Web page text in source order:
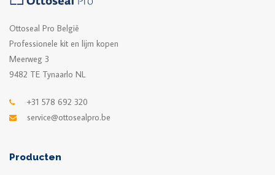
Ottoseal Pro België
Professionele kit en lijm kopen
Meerweg 3
9482 TE Tynaarlo NL
+31 578 692 320
service@ottosealpro.be
Producten